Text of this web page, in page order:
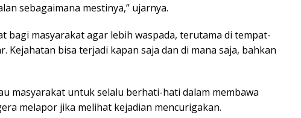
sebagaimana mestinya,” ujarnya.
bagi masyarakat agar lebih waspada, terutama di tempat-
Kejahatan bisa terjadi kapan saja dan di mana saja, bahkan
masyarakat untuk selalu berhati-hati dalam membawa
melapor jika melihat kejadian mencurigakan.